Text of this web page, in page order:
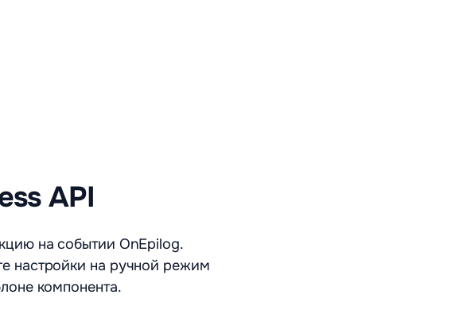
API
на событии OnEpilog.
настройки на ручной режим
компонента.